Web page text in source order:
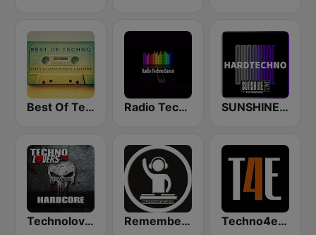
Best Of Techno Radio Techno Dance Kneginec SUNSHINE LIVE - Hardtechno
Technolovers - HARDCORE Remember Vip Techno Techno4ever Club